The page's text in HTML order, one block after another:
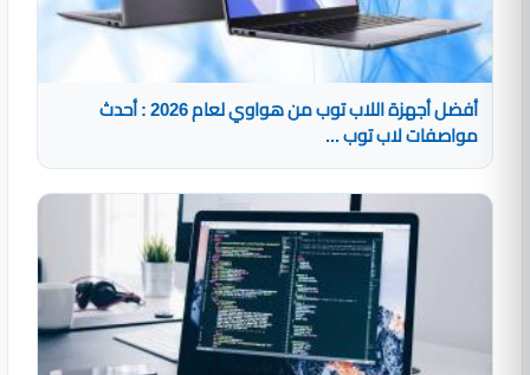
أفضل أجهزة اللاب توب من هواوي لعام 2026 : أحدث
مواصفات لاب توب ...